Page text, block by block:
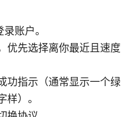
账户。
优先选择离你最近且速度
功指示（通常显示一个绿
样）。